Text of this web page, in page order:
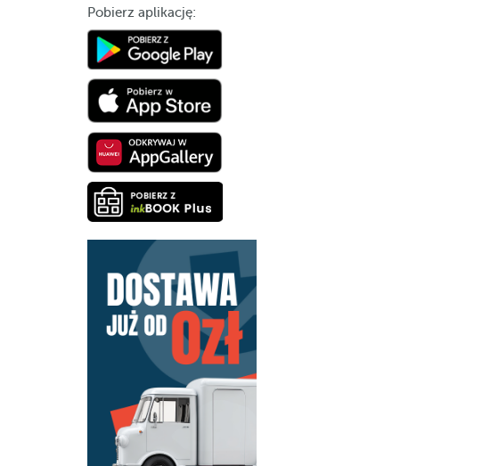
Pobierz aplikację: